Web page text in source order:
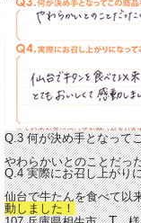
Q.3 何が決め手となって
やわらかいとのことだっ
Q.4 実際にお召し上がり
仙台で牛たんを食べて以
動しました！